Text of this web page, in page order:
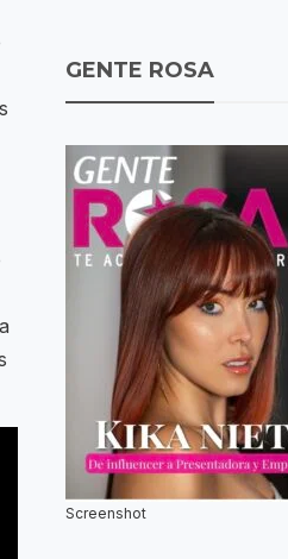
GENTE ROSA
Screenshot